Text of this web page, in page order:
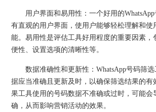
用户界面和易用性：一个好用的WhatsApp
有直观的用户界面，使用户能够轻松理解和使
能。易用性是评估工具好用程度的重要因素，
便性、设置选项的清晰性等。
数据准确性和更新性：WhatsApp号码筛选
据应当准确且更新及时，以确保筛选结果的有
果工具使用的号码数据不准确或过时，可能会
确，从而影响营销活动的效果。